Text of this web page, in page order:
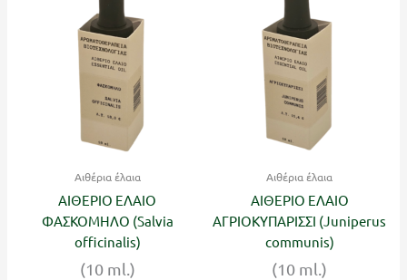
Αιθέρια έλαια
ΑΙΘΕΡΙΟ ΕΛΑΙΟ
ΦΑΣΚΟΜΗΛΟ (Salvia
officinalis)
(10 ml.)
Αιθέρια έλαια
ΑΙΘΕΡΙΟ ΕΛΑΙΟ
ΑΓΡΙΟΚΥΠΑΡΙΣΣΙ (Juniperus
communis)
(10 ml.)